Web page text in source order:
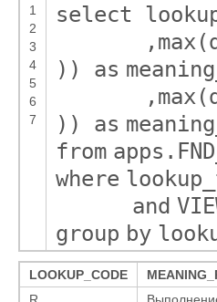
1
2
3
4
5
6
7
select
, max
)) as
, max
)) as
from
where
and
group by
LOOKUP_CODE